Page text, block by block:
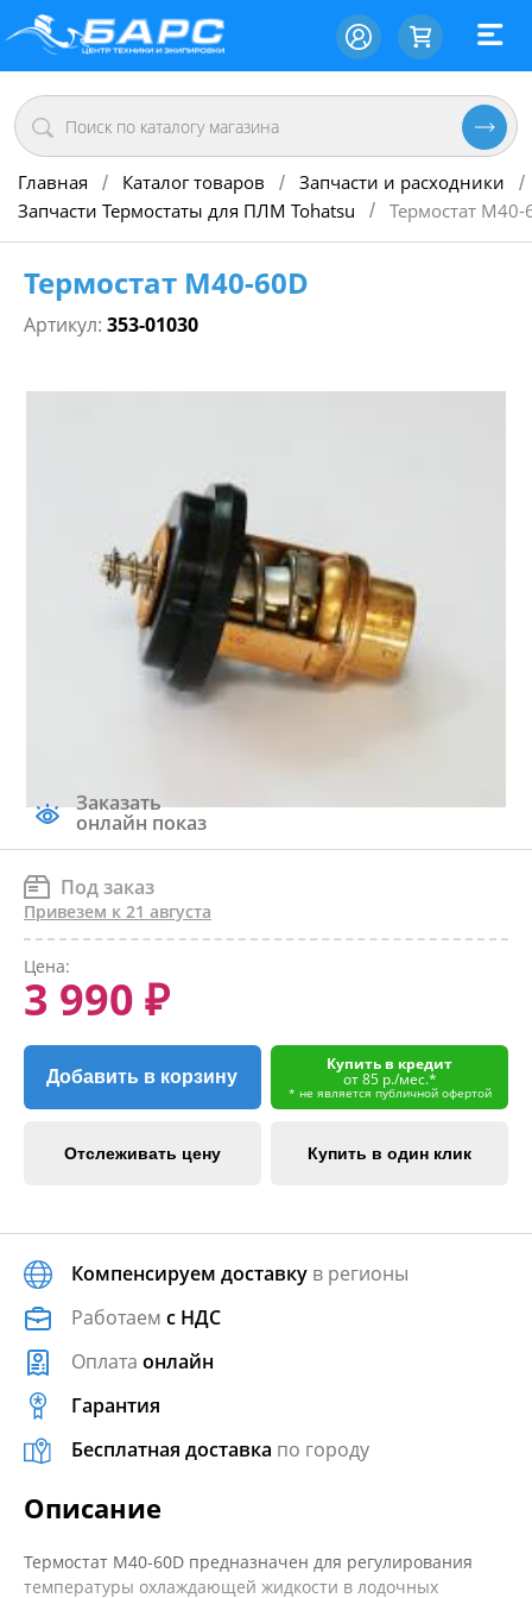
Главная / Каталог товаров / Запчасти и расходники
/
Запчасти Термостаты для ПЛМ Tohatsu
/ Термостат М40-
Термостат М40-60D
Артикул: 353-01030
Заказать
онлайн показ
Под заказ
Привезем к 21 августа
Цена:
3 990 ₽
Добавить в корзину
Купить в кредит
от 85 р./мес.*
* не является публичной офертой
Отслеживать цену Купить в один клик
Компенсируем доставку в регионы
Работаем с НДС
Оплата онлайн
Гарантия
Бесплатная доставка по городу
Описание
Термостат M40-60D предназначен для регулирования
температуры охлаждающей жидкости в лодочных